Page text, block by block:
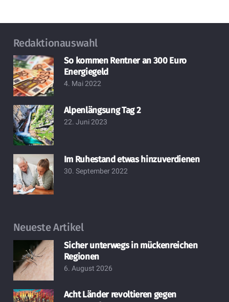
Redaktionauswahl
So kommen Rentner an 300 Euro
Energiegeld
4. Mai 2022
Alpenlängsung Tag 2
22. Juni 2023
Im Ruhestand etwas hinzuverdienen
30. September 2022
Neueste Artikel
Sicher unterwegs in mückenreichen
Regionen
6. August 2026
Acht Länder revoltieren gegen